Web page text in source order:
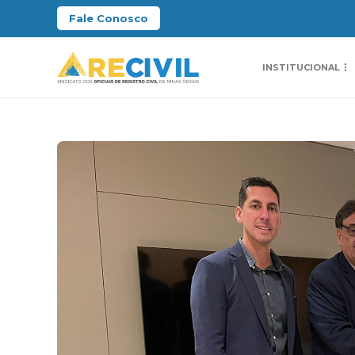
Fale Conosco
INSTITUCIONAL